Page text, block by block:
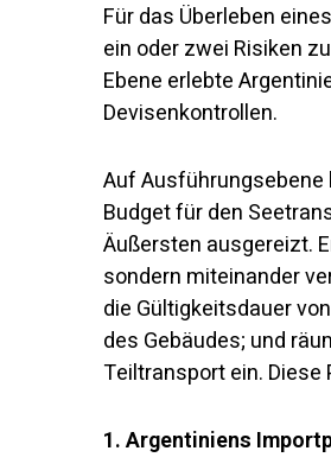
Für das Überleben
ein oder zwei Risiken
Ebene erlebte
Devisenkontrollen.
Auf Ausführungsebene
Budget für den
Äußersten ausgereizt.
sondern miteinander
die Gültigkeitsdauer
des Gebäudes; und
Teiltransport ein.
1. Argentiniens